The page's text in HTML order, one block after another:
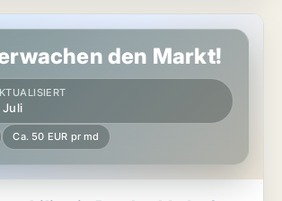
in Perchtoldsdorf, Niederösterreich
den Markt!
Juli
Ca. 50 EUR pr md